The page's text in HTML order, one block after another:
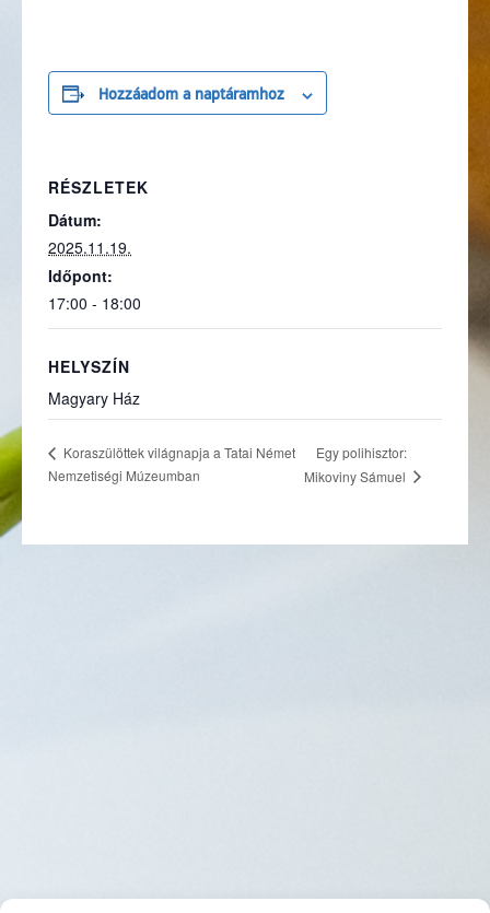
Hozzáadom a naptáramhoz
RÉSZLETEK
Dátum:
2025.11.19.
Időpont:
17:00 - 18:00
HELYSZÍN
Magyary Ház
Koraszülöttek világnapja a Tatai Német
Nemzetiségi Múzeumban
Egy polihisztor:
Mikoviny Sámuel